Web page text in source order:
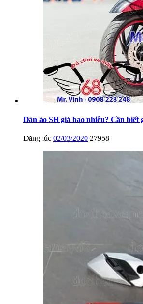
Dàn áo SH giá bao nhiêu? Cần biết
Đăng lúc 02/03/2020 27958